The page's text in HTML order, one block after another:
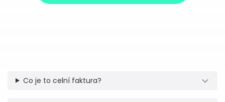
Co je to celní faktura?